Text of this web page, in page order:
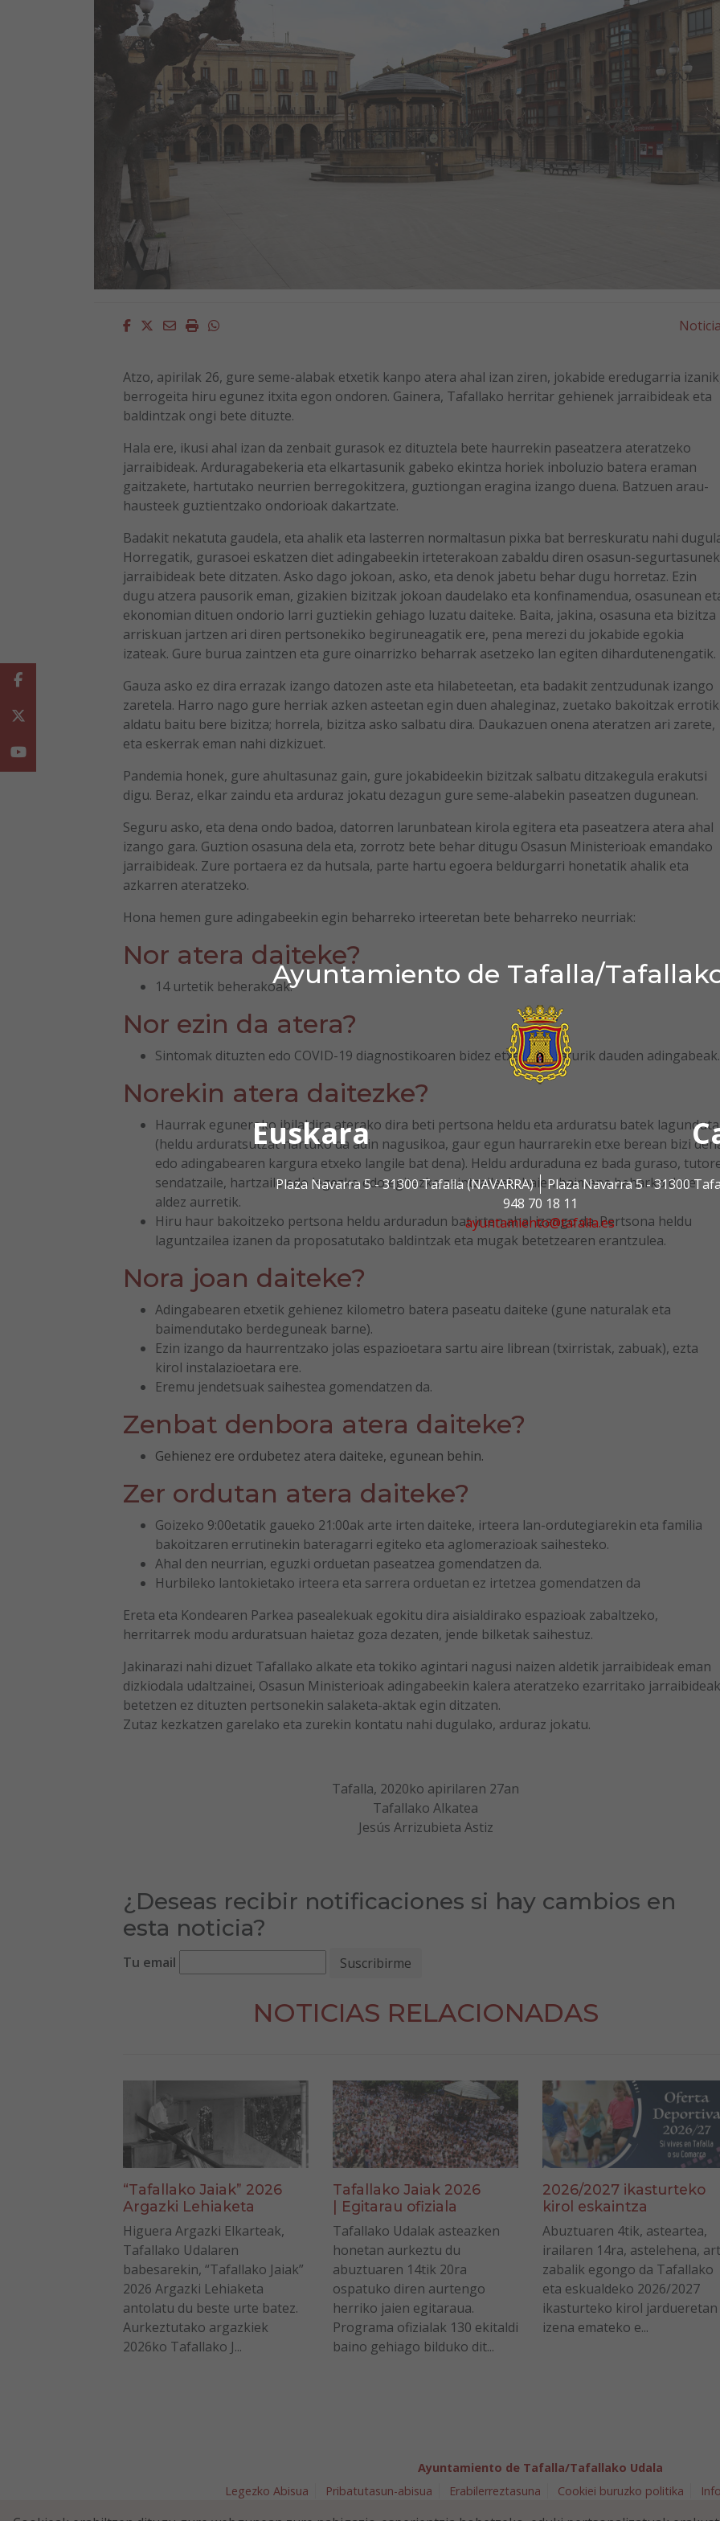
Ayuntamiento de Tafalla/
Euskara
Plaza Navarra 5 - 31300 Tafalla (NAVARRA)
Plaza Navarra 5 - 31300
948 70 18 11
ayuntamiento@tafalla.es
Facebook
Twitter
EmailImprimirWhatsapp
Atzo, apirilak 26, gure seme-alabak etxetik kanpo atera ahal izan ziren, jokabide eredugarria
berrogeita hiru egunez itxita egon ondoren. Gainera, Tafallako herritar gehienek jarraibideak eta
baldintzak ongi bete dituzte.
Hala ere, ikusi ahal izan da zenbait gurasok ez dituztela bete haurrekin paseatzera ateratzeko
jarraibideak. Arduragabekeria eta elkartasunik gabeko ekintza horiek inboluzio batera eraman
gaitzakete, hartutako neurrien berregokitzera, guztiongan eragina izango duena. Batzuen arau-
hausteek guztientzako ondorioak dakartzate.
Badakit nekatuta gaudela, eta ahalik eta lasterren normaltasun pixka bat berreskuratu nahi
Horregatik, gurasoei eskatzen diet adingabeekin irteterakoan zabaldu diren osasun-
jarraibideak bete ditzaten. Asko dago jokoan, asko, eta denok jabetu behar dugu horretaz. Ezin
dugu atzera pausorik eman, gizakien bizitzak jokoan daudelako eta konfinamendua, osasunean
ekonomian dituen ondorio larri guztiekin gehiago luzatu daiteke. Baita, jakina, osasuna eta bizitza
arriskuan jartzen ari diren pertsonekiko begiruneagatik ere, pena merezi du jokabide egokia
izateak. Gure burua zaintzen eta gure oinarrizko beharrak asetzeko lan egiten dihardutenengatik.
Gauza asko ez dira errazak izango datozen aste eta hilabeteetan, eta badakit zentzudunak izango
zaretela. Harro nago gure herriak azken asteetan egin duen ahaleginaz, zuetako bakoitzak errotik
aldatu baitu bere bizitza; horrela, bizitza asko salbatu dira. Daukazuen onena ateratzen ari zarete,
eta eskerrak eman nahi dizkizuet.
Pandemia honek, gure ahultasunaz gain, gure jokabideekin bizitzak salbatu ditzakegula erakutsi
digu. Beraz, elkar zaindu eta arduraz jokatu dezagun gure seme-alabekin paseatzen dugunean.
Seguru asko, eta dena ondo badoa, datorren larunbatean kirola egitera eta paseatzera atera ahal
izango gara. Guztion osasuna dela eta, zorrotz bete behar ditugu Osasun Ministerioak emandako
jarraibideak. Zure portaera ez da hutsala, parte hartu egoera beldurgarri honetatik ahalik eta
azkarren ateratzeko.
Hona hemen gure adingabeekin egin beharreko irteeretan bete beharreko neurriak:
Nor atera daiteke?
14 urtetik beherakoak.
Nor ezin da atera?
Sintomak dituzten edo COVID-19 diagnostikoaren bidez etxean isolaturik dauden adingabeak.
Norekin atera daitezke?
Haurrak eguneroko ibilaldira aterako dira beti pertsona heldu eta arduratsu batek lagunduta
(heldu arduratsutzat hartuko da adin nagusikoa, gaur egun haurrarekin etxe berean bizi
edo adingabearen kargura etxeko langile bat dena). Heldu arduraduna ez bada guraso,
sendatzaile, hartzaile edo legezko edo egitezko zaintzaileek, haien baimena beharko dute
aldez aurretik.
Hiru haur bakoitzeko pertsona heldu arduradun bat irten ahal izango da. Pertsona heldu
laguntzailea izanen da proposatutako baldintzak eta mugak betetzearen erantzulea.
Nora joan daiteke?
Adingabearen etxetik gehienez kilometro batera paseatu daiteke (gune naturalak eta
baimendutako berdeguneak barne).
Ezin izango da haurrentzako jolas espazioetara sartu aire librean (txirristak, zabuak), ezta
kirol instalazioetara ere.
Eremu jendetsuak saihestea gomendatzen da.
Zenbat denbora atera daiteke?
Gehienez ere ordubetez atera daiteke, egunean behin.
Zer ordutan atera daiteke?
Goizeko 9:00etatik gaueko 21:00ak arte irten daiteke, irteera lan-ordutegiarekin eta familia
bakoitzaren errutinekin bateragarri egiteko eta aglomerazioak saihesteko.
Ahal den neurrian, eguzki orduetan paseatzea gomendatzen da.
Hurbileko lantokietako irteera eta sarrera orduetan ez irtetzea gomendatzen da
Ereta eta Kondearen Parkea pasealekuak egokitu dira aisialdirako espazioak zabaltzeko,
herritarrek modu arduratsuan haietaz goza dezaten, jende bilketak saihestuz.
Jakinarazi nahi dizuet Tafallako alkate eta tokiko agintari nagusi naizen aldetik jarraibideak eman
dizkiodala udaltzainei, Osasun Ministerioak adingabeekin kalera ateratzeko ezarritako jarraibideak
betetzen ez dituzten pertsonekin salaketa-aktak egin ditzaten.
Zutaz kezkatzen garelako eta zurekin kontatu nahi dugulako, arduraz jokatu.
Tafalla, 2020ko apirilaren 27an
Tafallako Alkatea
Jesús Arrizubieta Astiz
¿Deseas recibir notificaciones si hay cambios en
esta noticia?
Tu email
NOTICIAS RELACIONADAS
“Tafallako Jaiak” 2026
Argazki Lehiaketa
Higuera Argazki Elkarteak,
Tafallako Udalaren
babesarekin, “Tafallako Jaiak”
2026 Argazki Lehiaketa
antolatu du beste urte batez.
Aurkeztutako argazkiek
2026ko Tafallako J...
Tafallako Jaiak 2026
| Egitarau ofiziala
Tafallako Udalak asteazken
honetan aurkeztu du
abuztuaren 14tik 20ra
ospatuko diren aurtengo
herriko jaien egitaraua.
Programa ofizialak 130 ekitaldi
baino gehiago bilduko dit...
2026/2027 ikasturteko
kirol eskaintza
Abuztuaren 4tik, asteartea,
irailaren 14ra, astelehena,
zabalik egongo da Tafallako
eta eskualdeko 2026/2027
ikasturteko kirol jardueretan
izena emateko e...
Facebook
Youtube
Ayuntamiento de Tafalla/Tafallako Udala
Legezko Abisua
Pribatutasun-abisua Erabilerreztasuna Cookiei buruzko politika